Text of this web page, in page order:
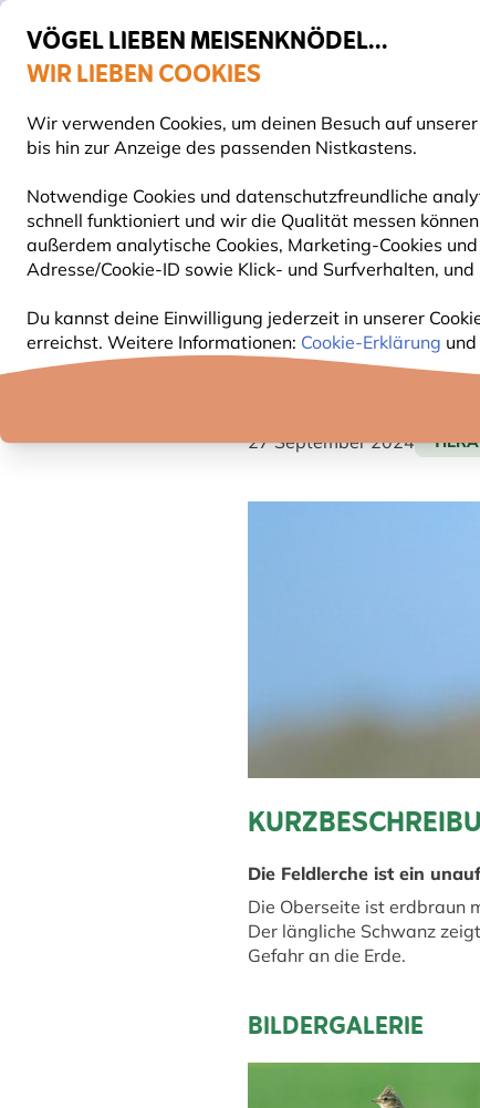
VÖGEL LIEBEN MEISENKNÖDEL...
WIR LIEBEN COOKIES
Wir verwenden Cookies, um deinen Besuch auf
bis hin zur Anzeige des passenden Nistkastens.
Notwendige Cookies und datenschutzfreundliche
schnell funktioniert und wir die Qualität messen
außerdem analytische Cookies, Marketing-Cookies
Adresse/Cookie-ID sowie Klick- und Surfverhalten,
Du kannst deine Einwilligung jederzeit in unserer
erreichst. Weitere Informationen: Cookie-Erklärung und
Top-bewertet in 11 Ländern
Gratis Versand ab 49 €
VOGELFUTTER FUTTERHÄUSER NISTKÄSTEN
FELDLERCHE
27 September 2024
Die Feldlerche ist ein
Die Oberseite ist erdbraun
Der längliche Schwanz
Gefahr an die Erde.
BILDERGALERIE